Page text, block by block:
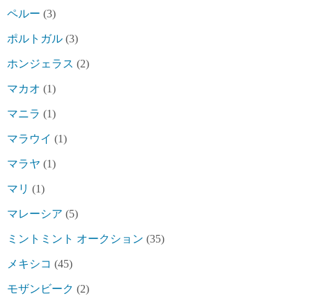
ペルー (3)
ポルトガル (3)
ホンジェラス (2)
マカオ (1)
マニラ (1)
マラウイ (1)
マラヤ (1)
マリ (1)
マレーシア (5)
ミントミント オークション (35)
メキシコ (45)
モザンビーク (2)